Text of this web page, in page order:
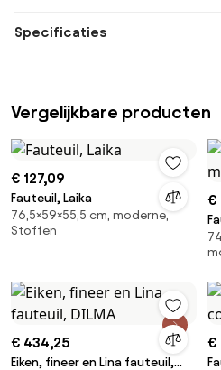
Specificaties
Vergelijkbare producten
€ 127,09
Fauteuil, Laika
76,5×59×55,5 cm, moderne,
Stoffen
€
€ 434,25
Eiken, fineer en Lina fauteuil,
€